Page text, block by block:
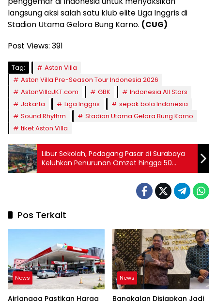
langsung aksi salah satu klub elite Liga Inggris di
Stadion Utama Gelora Bung Karno. (CUG)
Post Views: 391
Tag:
Aston Villa
Aston Villa Pre-Season Tour Indonesia 2026
AstonVillaJKT.com
GBK
Indonesia All Stars
Jakarta
Liga Inggris
sepak bola Indonesia
Sound Rhythm
Stadion Utama Gelora Bung Karno
tiket Aston Villa
Libur Sekolah, Pedagang Pasar di Surabaya
Keluhkan Penurunan Omzet hingga 50
Persen
Pos Terkait
News
Airlangga Pastikan Harga
News
Bangkalan Disiapkan Jadi